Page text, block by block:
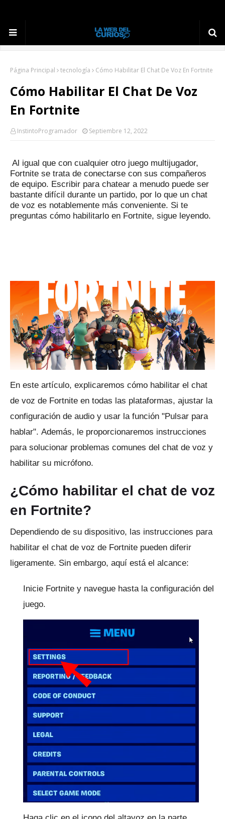
Página Principal tecnología Cómo Habilitar El Chat De Voz En Fortnite
Cómo Habilitar El Chat De Voz
En Fortnite
InstintoProgramador Septiembre 12, 2022
Al igual que con cualquier otro juego multijugador,
Fortnite se trata de conectarse con sus compañeros
de equipo. Escribir para chatear a menudo puede ser
bastante difícil durante un partido, por lo que un chat
de voz es notablemente más conveniente. Si te
preguntas cómo habilitarlo en Fortnite, sigue leyendo.
En este artículo, explicaremos cómo habilitar el chat
de voz de Fortnite en todas las plataformas, ajustar la
configuración de audio y usar la función "Pulsar para
hablar". Además, le proporcionaremos instrucciones
para solucionar problemas comunes del chat de voz y
habilitar su micrófono.
¿Cómo habilitar el chat de voz
en Fortnite?
Dependiendo de su dispositivo, las instrucciones para
habilitar el chat de voz de Fortnite pueden diferir
ligeramente. Sin embargo, aquí está el alcance:
Inicie Fortnite y navegue hasta la configuración del
juego.